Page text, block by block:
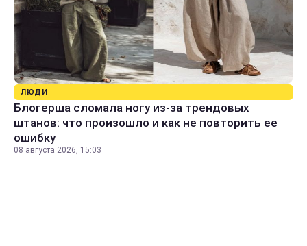
ЛЮДИ
Блогерша сломала ногу из-за трендовых
штанов: что произошло и как не повторить ее
ошибку
08 августа 2026, 15:03